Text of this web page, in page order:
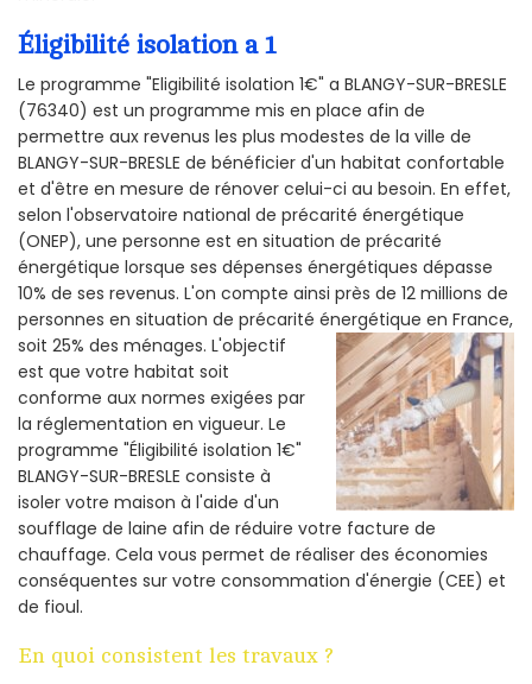
Éligibilité isolation a 1
Le programme "Eligibilité isolation 1€" a BLANGY-SUR-BRESLE
(76340) est un programme mis en place afin de
permettre aux revenus les plus modestes de la ville de
BLANGY-SUR-BRESLE de bénéficier d'un habitat confortable
et d'être en mesure de rénover celui-ci au besoin. En effet,
selon l'observatoire national de précarité énergétique
(ONEP), une personne est en situation de précarité
énergétique lorsque ses dépenses énergétiques dépasse
10% de ses revenus. L'on compte ainsi près de 12 millions de
personnes en situation de précarité énergétique en France,
soit 25% des ménages. L'objectif
est que votre habitat soit
conforme aux normes exigées par
la réglementation en vigueur. Le
programme "Éligibilité isolation 1€"
BLANGY-SUR-BRESLE consiste à
isoler votre maison à l'aide d'un
soufflage de laine afin de réduire votre facture de
chauffage. Cela vous permet de réaliser des économies
conséquentes sur votre consommation d'énergie (CEE) et
de fioul.
En quoi consistent les travaux ?